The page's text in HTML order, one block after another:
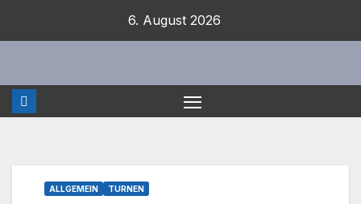
6. August 2026
ALLGEMEIN TURNEN